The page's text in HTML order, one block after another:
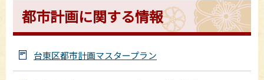
都市計画に関する情報
台東区都市計画マスタープラン